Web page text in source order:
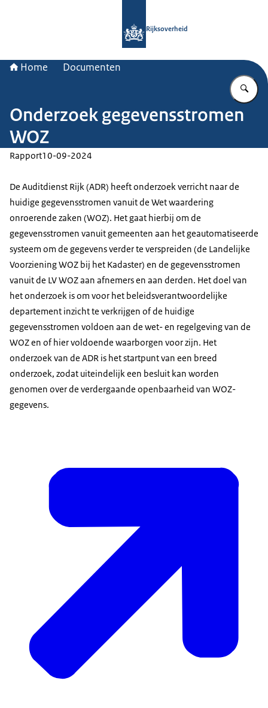
Rijksoverheid
Home Documenten
Onderzoek gegevensstromen
WOZ
Rapport10-09-2024
De Auditdienst Rijk (ADR) heeft onderzoek verricht naar de
huidige gegevensstromen vanuit de Wet waardering
onroerende zaken (WOZ). Het gaat hierbij om de
gegevensstromen vanuit gemeenten aan het geautomatiseerde
systeem om de gegevens verder te verspreiden (de Landelijke
Voorziening WOZ bij het Kadaster) en de gegevensstromen
vanuit de LV WOZ aan afnemers en aan derden. Het doel van
het onderzoek is om voor het beleidsverantwoordelijke
departement inzicht te verkrijgen of de huidige
gegevensstromen voldoen aan de wet- en regelgeving van de
WOZ en of hier voldoende waarborgen voor zijn. Het
onderzoek van de ADR is het startpunt van een breed
onderzoek, zodat uiteindelijk een besluit kan worden
genomen over de verdergaande openbaarheid van WOZ-
gegevens.